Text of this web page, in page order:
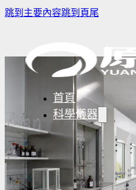
跳到主要內容跳到頁尾
首頁
科學儀器
樣品濃縮/乾燥前處理